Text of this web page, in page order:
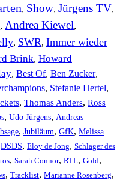
, Show, Jürgens TV,
, Andrea Kiewel,
, SWR, Immer wieder
Brink, Howard
, Best Of, Ben Zucker,
, Stefanie Hertel,
, Thomas Anders, Ross
, Udo Jürgens, Andreas
, Jubiläum, GfK, Melissa
DSDS, Eloy de Jong, Schlager des
, Sarah Connor, RTL, Gold,
, Tracklist, Marianne Rosenberg,